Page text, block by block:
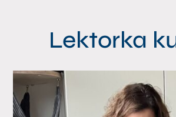
Lektorka